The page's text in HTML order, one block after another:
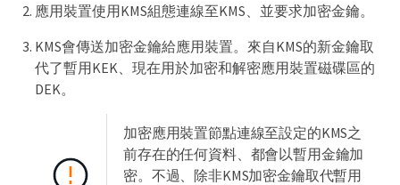
應用裝置使用KMS組態連線至KMS、並要求加密金鑰。
KMS會傳送加密金鑰給應用裝置。來自KMS的新金鑰取
代了暫用KEK、現在用於加密和解密應用裝置磁碟區的
DEK。
加密應用裝置節點連線至設定的KMS之
前存在的任何資料、都會以暫用金鑰加
密。不過、除非KMS加密金鑰取代暫用